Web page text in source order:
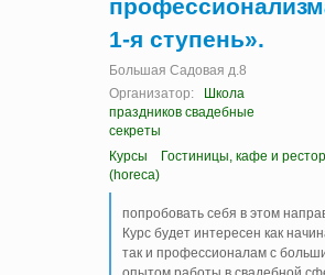
1-я ступень».
Большая Садовая д.8
Организатор:
Школа
праздников свадебные
секреты
Курсы
Гостиницы, кафе и
(horeca)
попробовать себя в этом
Курс будет интересен как
так и профессионалам с